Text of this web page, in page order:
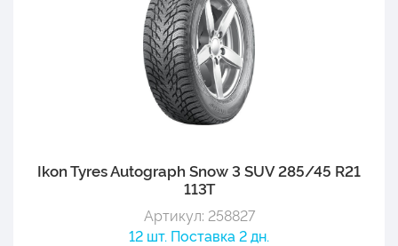
Ikon Tyres Autograph Snow 3 SUV 285/45 R21
113T
Артикул: 258827
12 шт. Поставка 2 дн.